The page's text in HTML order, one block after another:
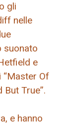
gli
nelle
suonato
e
Of
But True”.
e hanno